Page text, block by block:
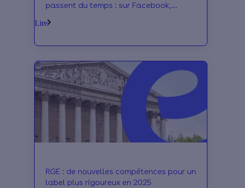
passent du temps : sur Facebook,
réflexes, vos pages peuvent devenir de
et attirer de nouveaux contacts. Voici
nos conseils pour vous lancer sans y
passer des heures.
Lire
RGE : de nouvelles compétences pour un
label plus rigoureux en 2025